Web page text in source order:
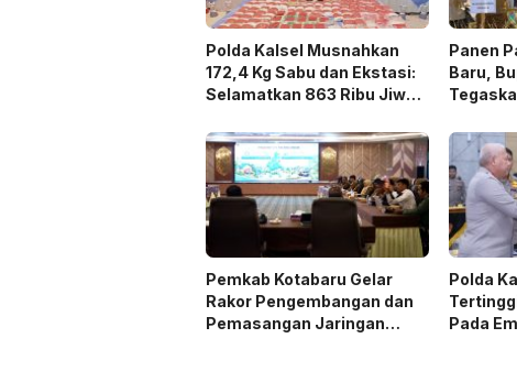
Polda Kalsel Musnahkan
172,4 Kg Sabu dan Ekstasi:
Selamatkan 863 Ribu Jiwa
4,3 Triliun
Panen
Baru,
Pemkab Kotabaru Gelar
Rakor Pengembangan dan
Pemasangan Jaringan
Polda
Pada